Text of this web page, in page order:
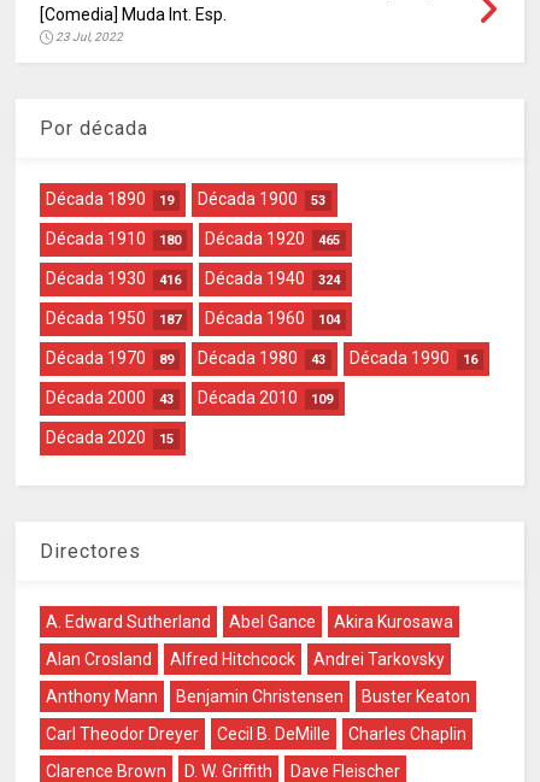
[Comedia] Muda Int. Esp.
23 Jul, 2022
Por década
Década 1890 19 Década 1900 53
Década 1910 180 Década 1920 465
Década 1930 416 Década 1940 324
Década 1950 187 Década 1960 104
Década 1970 89 Década 1980 43 Década 1990 16
Década 2000 43 Década 2010 109
Década 2020 15
Directores
A. Edward Sutherland Abel Gance
Akira Kurosawa
Alan Crosland
Alfred Hitchcock
Andrei Tarkovsky
Anthony Mann
Benjamin Christensen
Buster Keaton
Carl Theodor Dreyer
Cecil B. DeMille
Charles Chaplin
Clarence Brown
D. W. Griffith
Dave Fleischer